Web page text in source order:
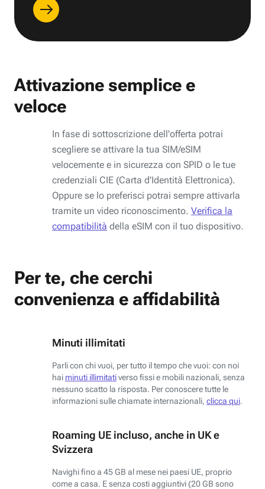
Attivazione semplice e
veloce
In fase di sottoscrizione dell'offerta potrai
scegliere se attivare la tua SIM/eSIM
velocemente e in sicurezza con SPID o le tue
credenziali CIE (Carta d'Identità Elettronica).
Oppure se lo preferisci potrai sempre attivarla
tramite un video riconoscimento. Verifica la
compatibilità della eSIM con il tuo dispositivo.
Per te, che cerchi
convenienza e affidabilità
Minuti illimitati
Parli con chi vuoi, per tutto il tempo che vuoi: con noi
hai minuti illimitativerso fissi e mobili nazionali, senza
nessuno scatto la risposta. Per conoscere tutte le
informazioni sulle chiamate internazionali, clicca qui.
Roaming UE incluso, anche in UK e
Svizzera
Navighi fino a 45 GB al mese nei paesi UE, proprio
come a casa. E senza costi aggiuntivi (20 GB sono